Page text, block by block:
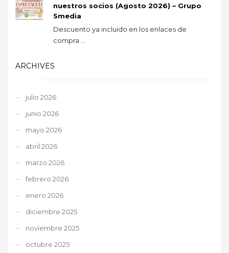
nuestros socios (Agosto 2026) – Grupo
Smedia
Descuento ya incluido en los enlaces de
compra ...
ARCHIVES
julio 2026
junio 2026
mayo 2026
abril 2026
marzo 2026
febrero 2026
enero 2026
diciembre 2025
noviembre 2025
octubre 2025